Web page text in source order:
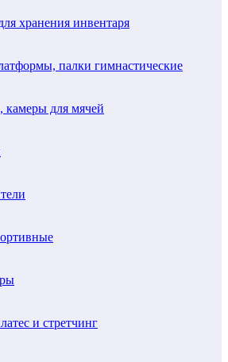
хранения инвентаря
палки гимнастические
камеры для мячей
и стретчинг